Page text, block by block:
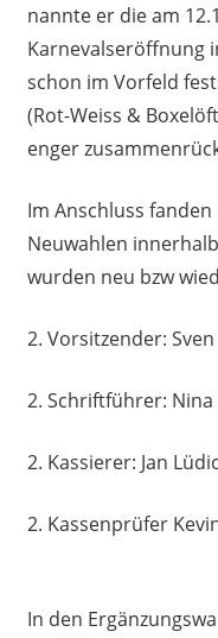
nannte er die am
Karnevalseröffnung
schon im Vorfeld
(Rot-Weiss &
enger
Im Anschluss
Neuwahlen
wurden neu bzw
2. Vorsitzender:
2. Schriftführer: Nina
2. Kassierer: Jan
2. Kassenprüfer
In den